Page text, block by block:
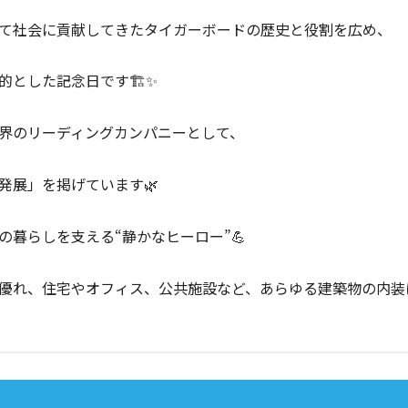
会に貢献してきたタイガーボードの歴史と役割を広め、
とした記念日です🏗️✨
のリーディングカンパニーとして、
展」を掲げています🌿
暮らしを支える“静かなヒーロー”💪
れ、住宅やオフィス、公共施設など、あらゆる建築物の内